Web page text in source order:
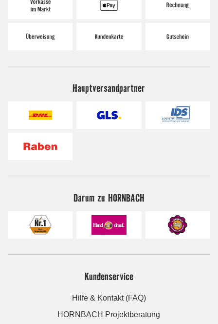
Hauptversandpartner
Darum zu HORNBACH
Kundenservice
Hilfe & Kontakt (FAQ)
HORNBACH Projektberatung